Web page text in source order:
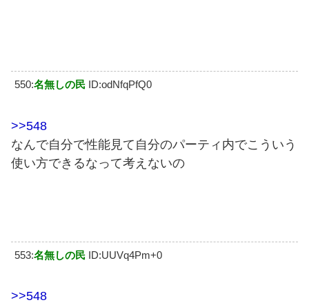
550:名無しの民 ID:odNfqPfQ0
>>548
なんで自分で性能見て自分のパーティ内でこういう
使い方できるなって考えないの
553:名無しの民 ID:UUVq4Pm+0
>>548